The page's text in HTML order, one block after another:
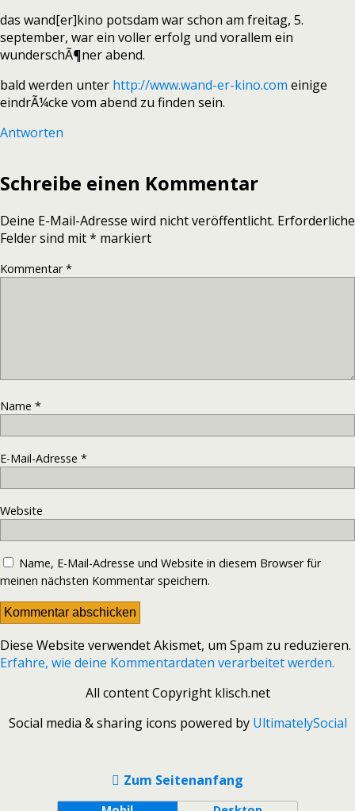
das wand[er]kino potsdam war schon am freitag, 5.
september, war ein voller erfolg und vorallem ein
wunderschÃ¶ner abend.
bald werden unter http://www.wand-er-kino.com einige
eindrÃ¼cke vom abend zu finden sein.
Antworten
Schreibe einen Kommentar
Deine E-Mail-Adresse wird nicht veröffentlicht. Erforderliche
Felder sind mit* markiert
Kommentar*
Name *
E-Mail-Adresse *
Website
Name, E-Mail-Adresse und Website in diesem Browser für
meinen nächsten Kommentar speichern.
Diese Website verwendet Akismet, um Spam zu reduzieren.
Erfahre, wie deine Kommentardaten verarbeitet werden.
All content Copyright klisch.net
Social media & sharing icons powered by UltimatelySocial
Zum Seitenanfang